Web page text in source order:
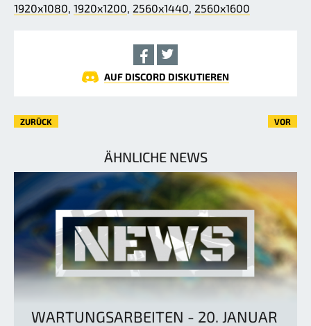
1920x1080 1920x1200 2560x1440 2560x1600
AUF DISCORD DISKUTIEREN
ZURÜCK VOR
ÄHNLICHE NEWS
WARTUNGSARBEITEN - 20. JANUAR